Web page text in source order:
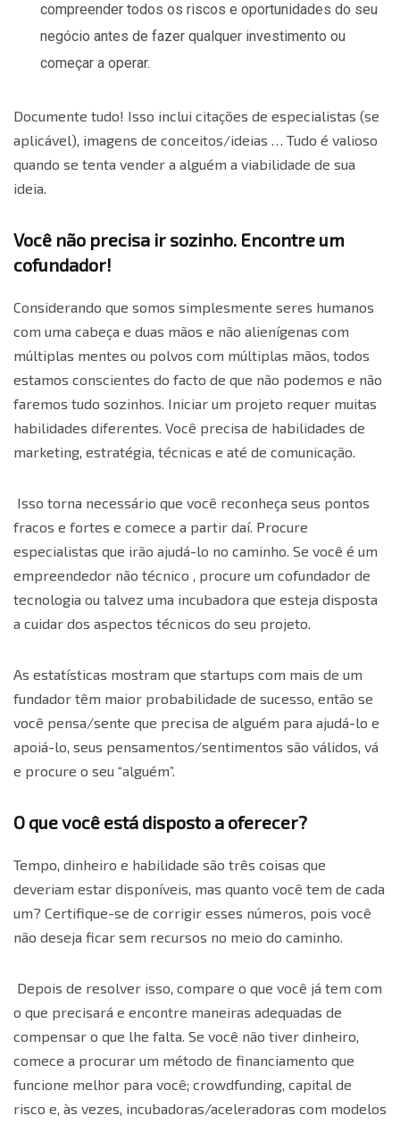
compreender todos os riscos e oportunidades do seu
negócio antes de fazer qualquer investimento ou
começar a operar.
Documente tudo! Isso inclui citações de especialistas (se
aplicável), imagens de conceitos/ideias … Tudo é valioso
quando se tenta vender a alguém a viabilidade de sua
ideia.
Você não precisa ir sozinho. Encontre um
cofundador!
Considerando que somos simplesmente seres humanos
com uma cabeça e duas mãos e não alienígenas com
múltiplas mentes ou polvos com múltiplas mãos, todos
estamos conscientes do facto de que não podemos e não
faremos tudo sozinhos. Iniciar um projeto requer muitas
habilidades diferentes. Você precisa de habilidades de
marketing, estratégia, técnicas e até de comunicação.
Isso torna necessário que você reconheça seus pontos
fracos e fortes e comece a partir daí. Procure
especialistas que irão ajudá-lo no caminho. Se você é um
empreendedor não técnico , procure um cofundador de
tecnologia ou talvez uma incubadora que esteja disposta
a cuidar dos aspectos técnicos do seu projeto.
As estatísticas mostram que startups com mais de um
fundador têm maior probabilidade de sucesso, então se
você pensa/sente que precisa de alguém para ajudá-lo e
apoiá-lo, seus pensamentos/sentimentos são válidos, vá
e procure o seu “alguém”.
O que você está disposto a oferecer?
Tempo, dinheiro e habilidade são três coisas que
deveriam estar disponíveis, mas quanto você tem de cada
um? Certifique-se de corrigir esses números, pois você
não deseja ficar sem recursos no meio do caminho.
Depois de resolver isso, compare o que você já tem com
o que precisará e encontre maneiras adequadas de
compensar o que lhe falta. Se você não tiver dinheiro,
comece a procurar um método de financiamento que
funcione melhor para você; crowdfunding, capital de
risco e, às vezes, incubadoras/aceleradoras com modelos